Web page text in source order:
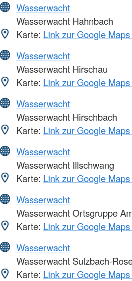
Wasserwacht
Wasserwacht Hahnbach
Karte: Link zur Google
Wasserwacht
Wasserwacht Hirschau
Karte: Link zur Google
Wasserwacht
Wasserwacht Hirschbach
Karte: Link zur Google
Wasserwacht
Wasserwacht Illschwang
Karte: Link zur Google
Wasserwacht
Wasserwacht Ortsgruppe
Karte: Link zur Google
Wasserwacht
Wasserwacht Sulzbach-
Karte: Link zur Google